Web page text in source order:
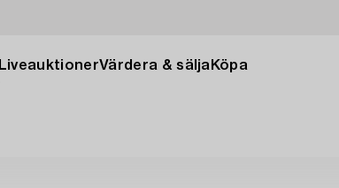
LiveauktionerVärdera & sälja Köpa